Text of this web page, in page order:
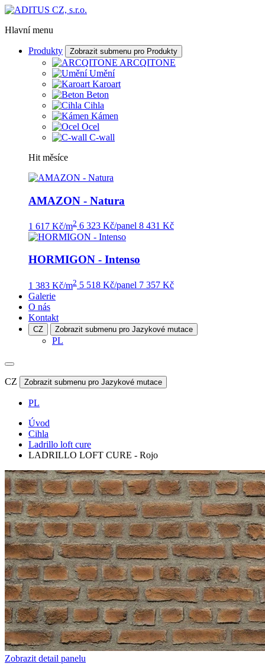
Hlavní menu
Produkty Zobrazit submenu pro Produkty
ARCQITONE
Umění
Karoart
Beton
Cihla
Kámen
Ocel
C-wall
Hit měsíce
AMAZON - Natura
1 617 Kč/m2 6 323 Kč/panel 8 431 Kč
HORMIGON - Intenso
1 383 Kč/m2 5 518 Kč/panel 7 357 Kč
Galerie
O nás
Kontakt
CZ Zobrazit submenu pro Jazykové mutace
PL
CZ Zobrazit submenu pro Jazykové mutace
PL
Úvod
Cihla
Ladrillo loft cure
LADRILLO LOFT CURE - Rojo
Zobrazit detail panelu